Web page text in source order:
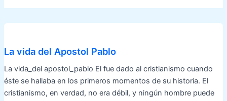
La vida del Apostol Pablo
La vida_del apostol_pablo El fue dado al cristianismo cuando
éste se hallaba en los primeros momentos de su historia. El
cristianismo, en verdad, no era débil, y ningún hombre puede